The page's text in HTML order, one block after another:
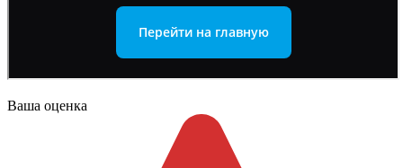
Ваша оценка